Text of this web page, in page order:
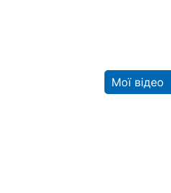
Мої відео